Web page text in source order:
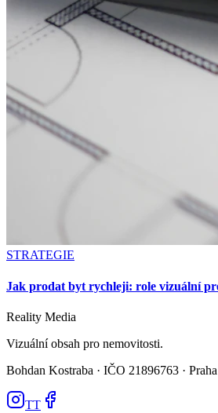
STRATEGIE
Jak prodat byt rychleji: role vizuální
Reality Media
Vizuální obsah pro nemovitosti.
Bohdan Kostraba · IČO 21896763 · Praha
TT